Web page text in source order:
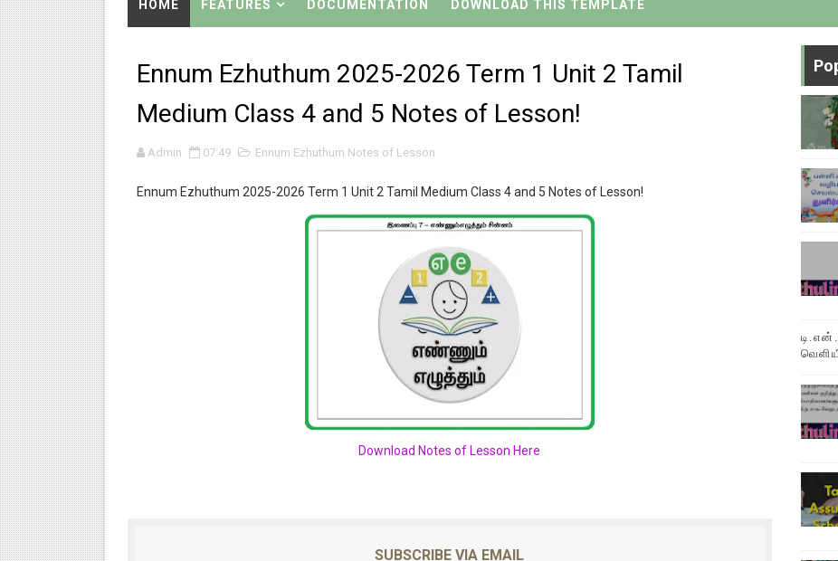
குரூப்-1, குரூப்-2 உள்ளிட்ட அறிவிப்புகளுடன் வருடாந்திர தேர்வு அட்டவணை விரைவில் வெளியீடு
மாநில கல்விக்கொள்கையை பின்பற்றி புதிய பாடத்திட்டங்களை உருவாக்க உயர்மட்டக்குழு
பள்ளி காலை வழிபாட்டு செயல்பாடுகள் - 06-11-2025
கேட் நுழைவுத்தேர்வு ஹால் டிக்கெட் 12-ந்தேதி வெளியாகிறது
பள்ளி காலை வழிபாட்டு செயல்பாடுகள் - 03/03/2026
HOME FEATURES DOCUMENTATION DOWNLOAD THIS TEMPLATE
Ennum Ezhuthum 2025-2026 Term 1 Unit 2 Tamil
Medium Class 4 and 5 Notes of Lesson!
Admin 07:49 Ennum Ezhuthum Notes of Lesson
Ennum Ezhuthum 2025-2026 Term 1 Unit 2 Tamil Medium Class 4 and 5 Notes of Lesson!
Download Notes of Lesson Here
SUBSCRIBE VIA EMAIL